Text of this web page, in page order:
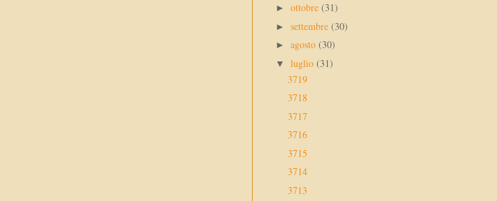
► ottobre (31)
► settembre (30)
► agosto (30)
▼ luglio (31)
3719
3718
3717
3716
3715
3714
3713